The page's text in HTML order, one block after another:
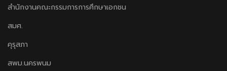
สำนักงานคณะกรรมการการศึกษาเอกชน
สมศ.
คุรุสภา
สพม.นครพนม